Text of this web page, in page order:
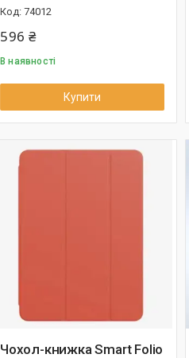
74012
596 ₴
В наявності
Купити
Чохол-книжка Smart Folio